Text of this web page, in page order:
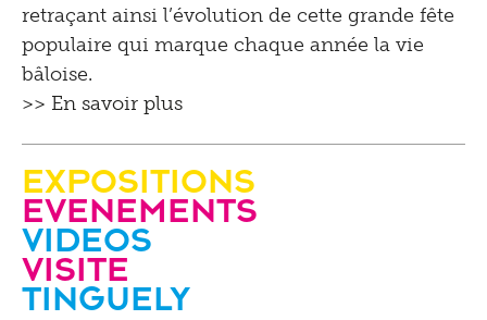
retraçant ainsi l’évolution de cette grande fête
populaire qui marque chaque année la vie
bâloise.
>> En savoir plus
Expositions
evenements
videos
Visite
Tinguely